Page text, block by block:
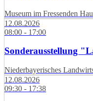
Museum im Fressenden
12.08.2026
08:00 - 17:00
Sonderausstellung
Niederbayerisches
12.08.2026
09:30 - 17:38